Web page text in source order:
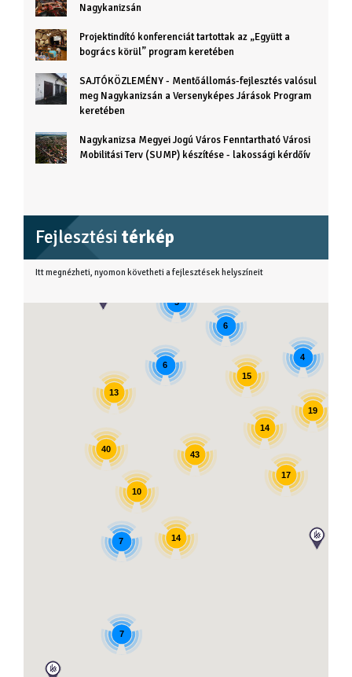
Nagykanizsán
Projektindító konferenciát tartottak az „Együtt a
bogrács körül” program keretében
SAJTÓKÖZLEMÉNY - Mentőállomás-fejlesztés valósul
meg Nagykanizsán a Versenyképes Járások Program
keretében
Nagykanizsa Megyei Jogú Város Fenntartható Városi
Mobilitási Terv (SUMP) készítése - lakossági kérdőív
Fejlesztési térkép
Itt megnézheti, nyomon követheti a fejlesztések helyszíneit
14
17
40
7
43
19
6
13
15
4
6
3
7
14
10